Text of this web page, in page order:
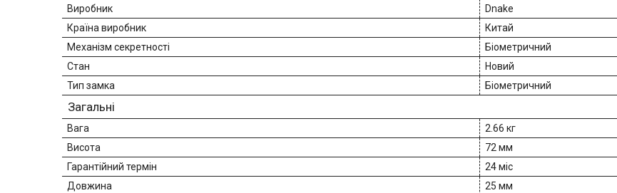
Виробник
Dnake
Країна виробник
Китай
Механізм секретності
Біометричний
Стан
Новий
Тип замка
Біометричний
Загальні
Вага
2.66 кг
Висота
72 мм
Гарантійний термін
24 міс
Довжина
25 мм